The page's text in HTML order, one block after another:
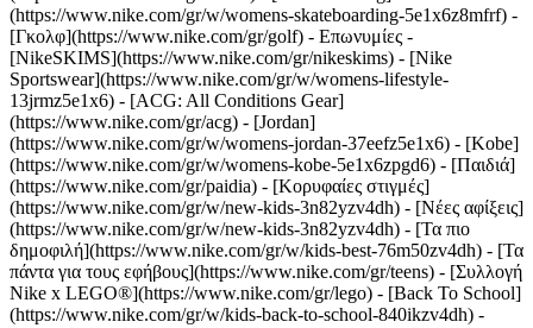
(https://www.nike.com/gr/w/womens-skateboarding-5e1x6z8mfrf) -
[Γκολφ](https://www.nike.com/gr/golf) - Επωνυμίες -
[NikeSKIMS](https://www.nike.com/gr/nikeskims) - [Nike
Sportswear](https://www.nike.com/gr/w/womens-lifestyle-
13jrmz5e1x6) - [ACG: All Conditions Gear]
(https://www.nike.com/gr/acg) - [Jordan]
(https://www.nike.com/gr/w/womens-jordan-37eefz5e1x6) - [Kobe]
(https://www.nike.com/gr/w/womens-kobe-5e1x6zpgd6) - [Παιδιά]
(https://www.nike.com/gr/paidia) - [Κορυφαίες στιγμές]
(https://www.nike.com/gr/w/new-kids-3n82yzv4dh) - [Νέες αφίξεις]
(https://www.nike.com/gr/w/new-kids-3n82yzv4dh) - [Τα πιο
δημοφιλή](https://www.nike.com/gr/w/kids-best-76m50zv4dh) - [Τα
πάντα για τους εφήβους](https://www.nike.com/gr/teens) - [Συλλογή
Nike x LEGO®](https://www.nike.com/gr/lego) - [Back To School]
(https://www.nike.com/gr/w/kids-back-to-school-840ikzv4dh) -